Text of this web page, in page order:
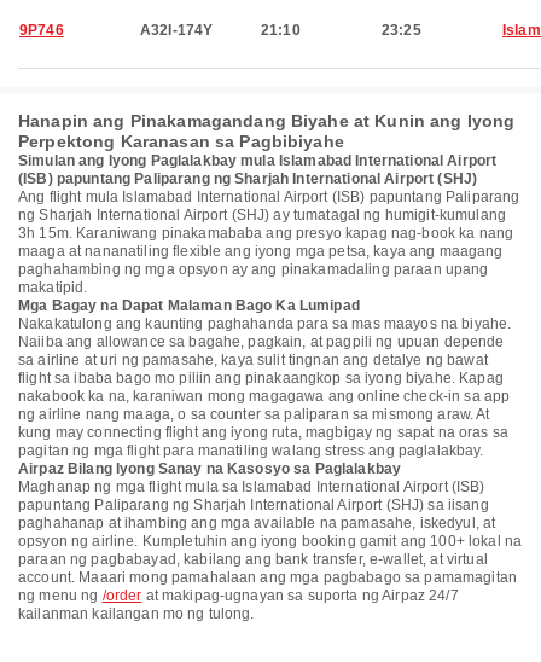
9P746 A32I-174Y 21:10 23:25
Hanapin ang Pinakamagandang Biyahe at Kunin ang Iyong
Perpektong Karanasan sa Pagbibiyahe
Simulan ang Iyong Paglalakbay mula Islamabad International Airport
(ISB) papuntang Paliparang ng Sharjah International Airport (SHJ)
Ang flight mula Islamabad International Airport (ISB) papuntang Paliparang
ng Sharjah International Airport (SHJ) ay tumatagal ng humigit-kumulang
3h 15m. Karaniwang pinakamababa ang presyo kapag nag-book ka nang
maaga at nananatiling flexible ang iyong mga petsa, kaya ang maagang
paghahambing ng mga opsyon ay ang pinakamadaling paraan upang
makatipid.
Mga Bagay na Dapat Malaman Bago Ka Lumipad
Nakakatulong ang kaunting paghahanda para sa mas maayos na biyahe.
Naiiba ang allowance sa bagahe, pagkain, at pagpili ng upuan depende
sa airline at uri ng pamasahe, kaya sulit tingnan ang detalye ng bawat
flight sa ibaba bago mo piliin ang pinakaangkop sa iyong biyahe. Kapag
nakabook ka na, karaniwan mong magagawa ang online check-in sa app
ng airline nang maaga, o sa counter sa paliparan sa mismong araw. At
kung may connecting flight ang iyong ruta, magbigay ng sapat na oras sa
pagitan ng mga flight para manatiling walang stress ang paglalakbay.
Airpaz Bilang Iyong Sanay na Kasosyo sa Paglalakbay
Maghanap ng mga flight mula sa Islamabad International Airport (ISB)
papuntang Paliparang ng Sharjah International Airport (SHJ) sa iisang
paghahanap at ihambing ang mga available na pamasahe, iskedyul, at
opsyon ng airline. Kumpletuhin ang iyong booking gamit ang 100+ lokal na
paraan ng pagbabayad, kabilang ang bank transfer, e-wallet, at virtual
account. Maaari mong pamahalaan ang mga pagbabago sa pamamagitan
ng menu ng /order at makipag-ugnayan sa suporta ng Airpaz 24/7
kailanman kailangan mo ng tulong.